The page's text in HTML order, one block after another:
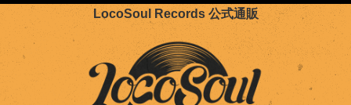
LocoSoul Records 公式通販